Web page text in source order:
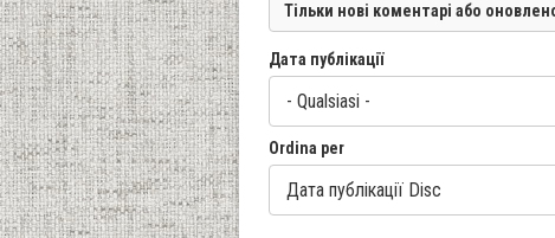
Тільки нові коментарі або
Дата публікації
Ordina per